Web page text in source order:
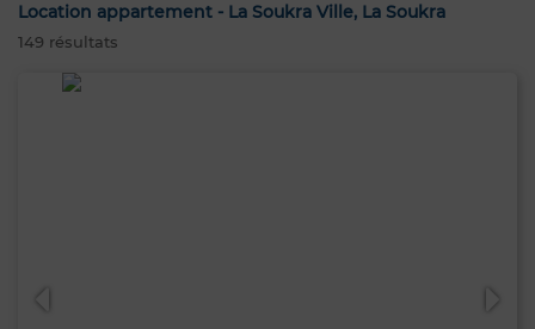
Location appartement - La Soukra Ville, La Soukra
149 résultats